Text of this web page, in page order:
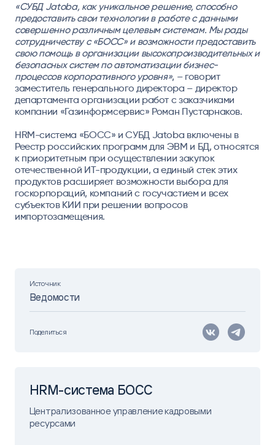
Источник
Ведомости
Поделиться
«СУБД Jatoba, как уникальное решение, способно
предоставить свои технологии в работе с данными
совершенно различным целевым системам. Мы рады
сотрудничеству с «БОСС» и возможности предоставить
свою помощь в организации высокопроизводительных и
безопасных систем по автоматизации бизнес-
процессов корпоративного уровня», – говорит
заместитель генерального директора – директор
департамента организации работ с заказчиками
компании «Газинформсервис» Роман Пустарнаков.
HRM-система «БОСС» и СУБД Jatoba включены в
Реестр российских программ для ЭВМ и БД, относятся
к приоритетным при осуществлении закупок
отечественной ИТ-продукции, а единый стек этих
продуктов расширяет возможности выбора для
госкорпораций, компаний с госучастием и всех
субъектов КИИ при решении вопросов
импортозамещения.
HRM-система БОСС
Централизованное управление кадровыми
ресурсами